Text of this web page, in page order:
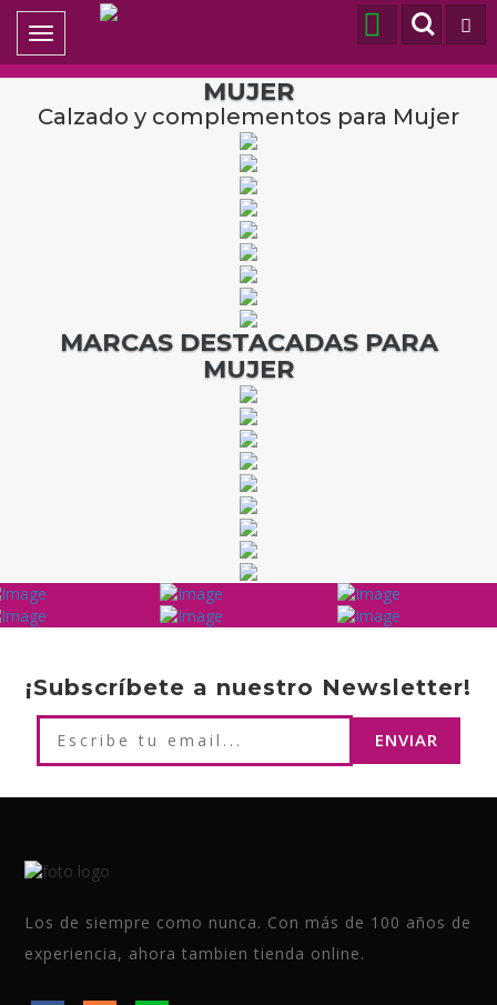
Toggle
MUJER
Calzado y complementos para Mujer
MARCAS DESTACADAS PARA
MUJER
¡Subscríbete a nuestro Newsletter!
Los de siempre como nunca. Con más de 100 años de
experiencia, ahora tambien tienda online.